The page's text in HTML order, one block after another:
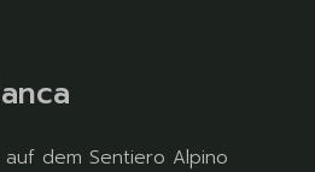
auf dem Sentiero Alpino